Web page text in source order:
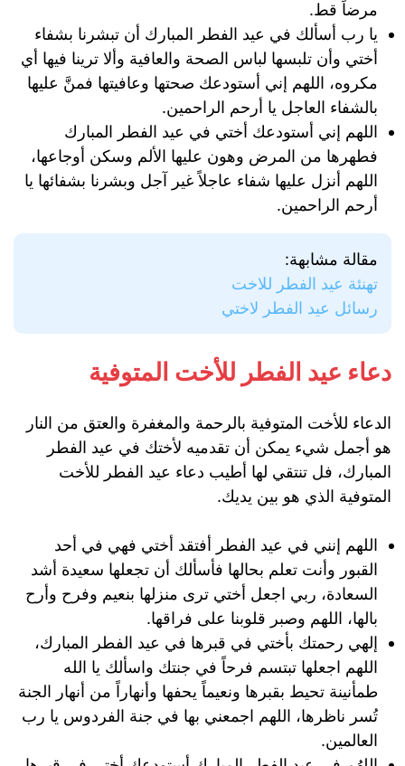
مرضاً قط.
يا رب أسألك في عيد الفطر المبارك أن تبشرنا بشفاء
أختي وأن تلبسها لباس الصحة والعافية وألا ترينا فيها أي
مكروه، اللهم إني أستودعك صحتها وعافيتها فمنَّ عليها
بالشفاء العاجل يا أرحم الراحمين.
اللهم إني أستودعك أختي في عيد الفطر المبارك
فطهرها من المرض وهون عليها الألم وسكن أوجاعها،
اللهم أنزل عليها شفاء عاجلاً غير آجل وبشرنا بشفائها يا
أرحم الراحمين.
مقالة مشابهة:
تهنئة عيد الفطر للاخت
رسائل عيد الفطر لاختي
دعاء عيد الفطر للأخت المتوفية
الدعاء للأخت المتوفية بالرحمة والمغفرة والعتق من النار
هو أجمل شيء يمكن أن تقدميه لأختك في عيد الفطر
المبارك، فل تنتقي لها أطيب دعاء عيد الفطر للأخت
المتوفية الذي هو بين يديك.
اللهم إنني في عيد الفطر أفتقد أختي فهي في أحد
القبور وأنت تعلم بحالها فأسألك أن تجعلها سعيدة أشد
السعادة، ربي اجعل أختي ترى منزلها بنعيم وفرح وأرح
بالها، اللهم وصبر قلوبنا على فراقها.
إلهي رحمتك بأختي في قبرها في عيد الفطر المبارك،
اللهم اجعلها تبتسم فرحاً في جنتك واسألك يا الله
طمأنينة تحيط بقبرها ونعيماً يحفها وأنهاراً من أنهار الجنة
تُسر ناظرها، اللهم اجمعني بها في جنة الفردوس يا رب
العالمين.